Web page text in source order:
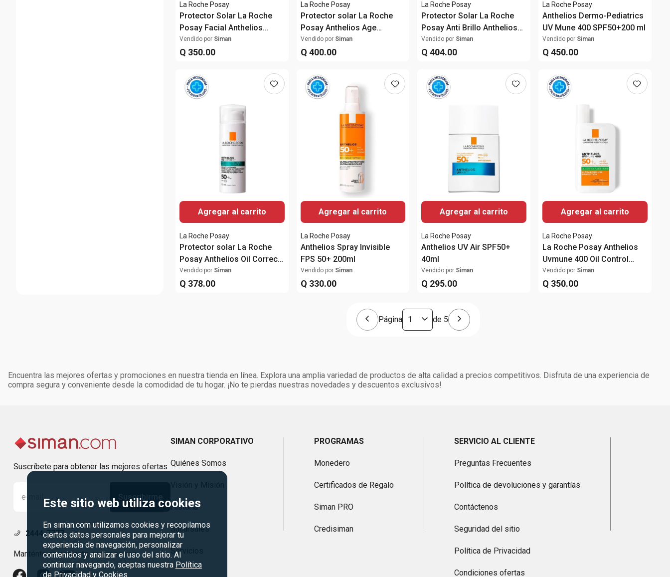
Este sitio web utiliza cookies
En siman.com utilizamos cookies y recopilamos
ciertos datos personales para mejorar tu
experiencia de navegación, personalizar
contenidos y analizar el uso del sitio. Al
continuar navegando, aceptas nuestra Política
de Privacidad y Cookies
La Roche Posay
Protector Solar La Roche
Posay Facial Anthelios
Bruma Invisible SPF50+
75ml
Vendido por Siman
Q 350.00
La Roche Posay
Protector solar La Roche
Posay Anthelios Age
Correct SPF50+ 50ml
Vendido por Siman
Q 400.00
La Roche Posay
Protector Solar La Roche
Posay Anti Brillo Anthelios
Gel toque seco con color
SPF50+ 50ml
Vendido por Siman
Q 404.00
La Roche Posay
Anthelios Dermo-Pediatrics
UV Mune 400 SPF50+200 ml
Vendido por Siman
Q 450.00
Agregar al carrito
La Roche Posay
Protector solar La Roche
Posay Anthelios Oil Correct
SPF50+ 50ml
Vendido por Siman
Q 378.00
Agregar al carrito
La Roche Posay
Anthelios Spray Invisible
FPS 50+ 200ml
Vendido por Siman
Q 330.00
Agregar al carrito
La Roche Posay
Anthelios UV Air SPF50+
40ml
Vendido por Siman
Q 295.00
Agregar al carrito
La Roche Posay
La Roche Posay Anthelios
Uvmune 400 Oil Control
Fluido Protector solar
SPF50+ 50ml
Vendido por Siman
Q 350.00
Página de 5
Encuentra las mejores ofertas y promociones en nuestra tienda en línea. Explora una amplia variedad de productos de alta calidad a precios competitivos. Disfruta de una experiencia de
compra segura y conveniente desde la comodidad de tu hogar. ¡No te pierdas nuestras novedades y descuentos exclusivos!
Suscríbete para obtener las mejores ofertas
Suscribirme
2444-7777
Manténte en contacto con nosotros
SIMAN CORPORATIVO
Quiénes Somos
Historia
Sucursales
Servicios
PROGRAMAS
Monedero
Certificados de Regalo
Siman PRO
Credisiman
SERVICIO AL CLIENTE
Preguntas Frecuentes
Política de devoluciones y garantías
Contáctenos
Seguridad del sitio
Política de Privacidad
Condiciones ofertas